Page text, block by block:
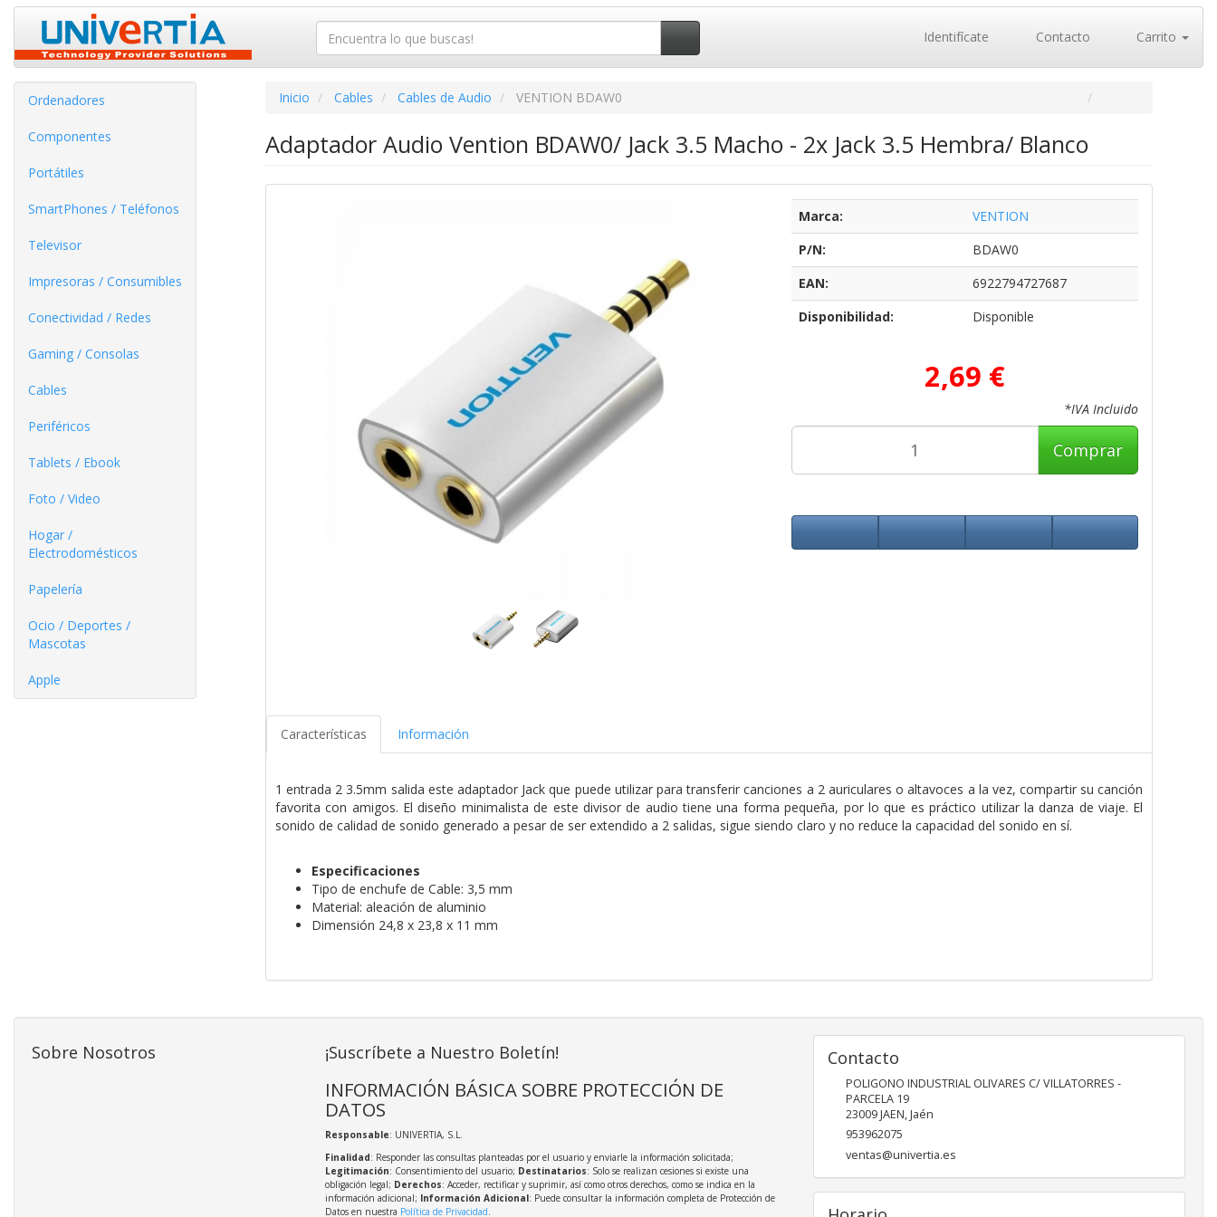
Identifícate Contacto Carrito
Ordenadores
Componentes
Portátiles
SmartPhones / Teléfonos
Televisor
Impresoras / Consumibles
Conectividad / Redes
Gaming / Consolas
Cables
Periféricos
Tablets / Ebook
Foto / Video
Hogar /
Electrodomésticos
Papelería
Ocio / Deportes /
Mascotas
Apple
Inicio Cables Cables de Audio VENTION BDAW0
Adaptador Audio Vention BDAW0/ Jack 3.5 Macho - 2x Jack 3.5 Hembra/ Blanco
Marca:
VENTION
P/N:
BDAW0
EAN:
6922794727687
Disponibilidad:
Disponible
2,69 €
*IVA Incluido
Comprar
Características Información
1 entrada 2 3.5mm salida este adaptador Jack que puede utilizar para transferir canciones a 2 auriculares o altavoces a la vez, compartir su canción
favorita con amigos. El diseño minimalista de este divisor de audio tiene una forma pequeña, por lo que es práctico utilizar la danza de viaje. El
sonido de calidad de sonido generado a pesar de ser extendido a 2 salidas, sigue siendo claro y no reduce la capacidad del sonido en sí.
Especificaciones
Tipo de enchufe de Cable: 3,5 mm
Material: aleación de aluminio
Dimensión 24,8 x 23,8 x 11 mm
Sobre Nosotros ¡Suscríbete a Nuestro Boletín!
INFORMACIÓN BÁSICA SOBRE PROTECCIÓN DE
DATOS
Responsable: UNIVERTIA, S.L.
Finalidad: Responder las consultas planteadas por el usuario y enviarle la información solicitada;
Legitimación: Consentimiento del usuario; Destinatarios: Solo se realizan cesiones si existe una
obligación legal; Derechos: Acceder, rectificar y suprimir, así como otros derechos, como se indica en la
información adicional; Información Adicional: Puede consultar la información completa de Protección de
Datos en nuestra Política de Privacidad.
Contacto
POLIGONO INDUSTRIAL OLIVARES C/ VILLATORRES -
PARCELA 19
23009JAEN,Jaén
953962075
ventas@univertia.es